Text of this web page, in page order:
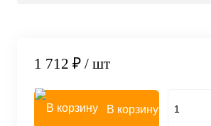
1 712 ₽ / шт
В корзину